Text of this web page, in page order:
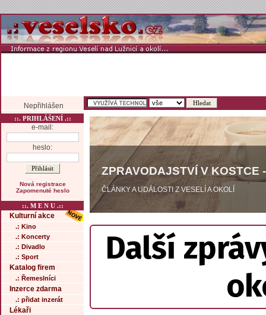
Nepřihlášen
::. PRIHLÁŠENÍ .::
e-mail:
heslo:
Nová registrace
Zapomenuté heslo
::. M E N U .::
Kulturní akce
.: Kino
.: Koncerty
.: Divadlo
.: Sport
Katalog firem
.: Řemeslníci
Inzerce zdarma
.: přidat inzerát
Lékaři
ZPRAVODAJSTVÍ V KOSTCE
ČLÁNKY A UDÁLOSTI Z VESELÍ A OKOLÍ
Další